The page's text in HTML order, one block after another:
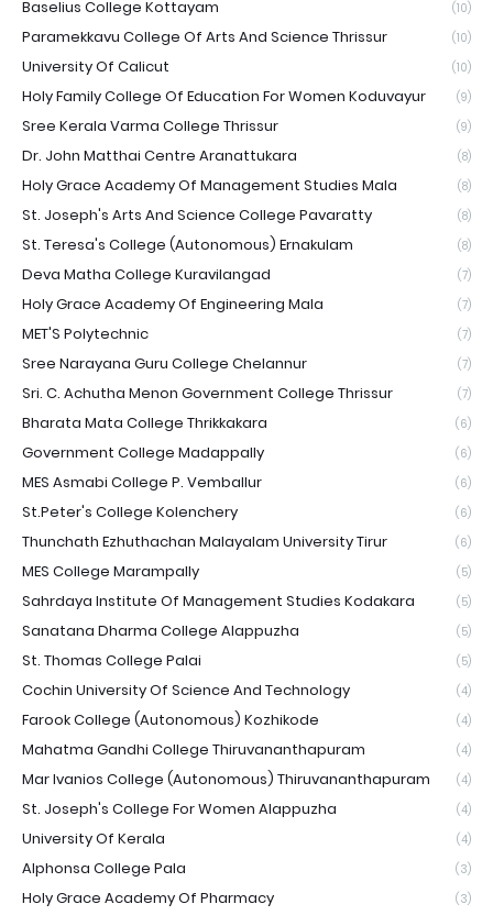
Baselius College Kottayam (10)
Paramekkavu College Of Arts And Science Thrissur (10)
University Of Calicut (10)
Holy Family College Of Education For Women Koduvayur (9)
Sree Kerala Varma College Thrissur (9)
Dr. John Matthai Centre Aranattukara (8)
Holy Grace Academy Of Management Studies Mala (8)
St. Joseph's Arts And Science College Pavaratty (8)
St. Teresa's College (Autonomous) Ernakulam (8)
Deva Matha College Kuravilangad (7)
Holy Grace Academy Of Engineering Mala (7)
MET'S Polytechnic (7)
Sree Narayana Guru College Chelannur (7)
Sri. C. Achutha Menon Government College Thrissur (7)
Bharata Mata College Thrikkakara (6)
Government College Madappally (6)
MES Asmabi College P. Vemballur (6)
St.Peter's College Kolenchery (6)
Thunchath Ezhuthachan Malayalam University Tirur (6)
MES College Marampally (5)
Sahrdaya Institute Of Management Studies Kodakara (5)
Sanatana Dharma College Alappuzha (5)
St. Thomas College Palai (5)
Cochin University Of Science And Technology (4)
Farook College (Autonomous) Kozhikode (4)
Mahatma Gandhi College Thiruvananthapuram (4)
Mar Ivanios College (Autonomous) Thiruvananthapuram (4)
St. Joseph's College For Women Alappuzha (4)
University Of Kerala (4)
Alphonsa College Pala (3)
Holy Grace Academy Of Pharmacy (3)